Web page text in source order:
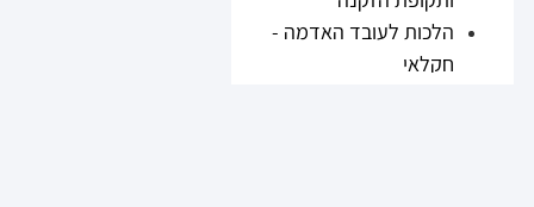
הלכות לעובד האדמה -
חקלאי